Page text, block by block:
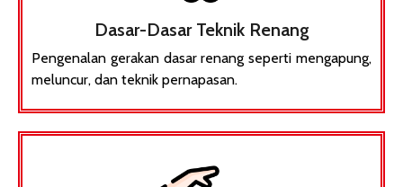
Dasar-Dasar Teknik Renang
Pengenalan gerakan dasar renang seperti mengapung,
meluncur, dan teknik pernapasan.